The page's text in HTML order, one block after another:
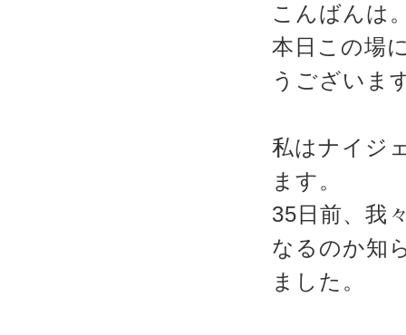
こんばんは
本日この場
うございま
私はナイジ
ます。
35日前、我
なるのか知
ました。